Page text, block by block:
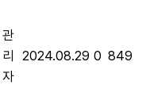
관
리
자
2024.08.29 0 849